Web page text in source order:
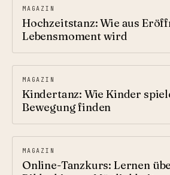
MAGAZIN
Hochzeitstanz: Wie aus
Lebensmoment wird
MAGAZIN
Kindertanz: Wie Kinder
Bewegung finden
MAGAZIN
Online-Tanzkurs: Lernen